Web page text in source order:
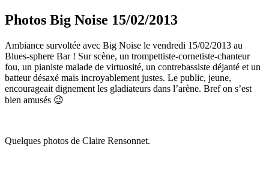
Photos Big Noise 15/02/2013
Ambiance survoltée avec Big Noise le vendredi 15/02/2013 au
Blues-sphere Bar ! Sur scène, un trompettiste-cornetiste-chanteur
fou, un pianiste malade de virtuosité, un contrebassiste déjanté et un
batteur désaxé mais incroyablement justes. Le public, jeune,
encourageait dignement les gladiateurs dans l’arène. Bref on s’est
bien amusés 😉
Quelques photos de Claire Rensonnet.